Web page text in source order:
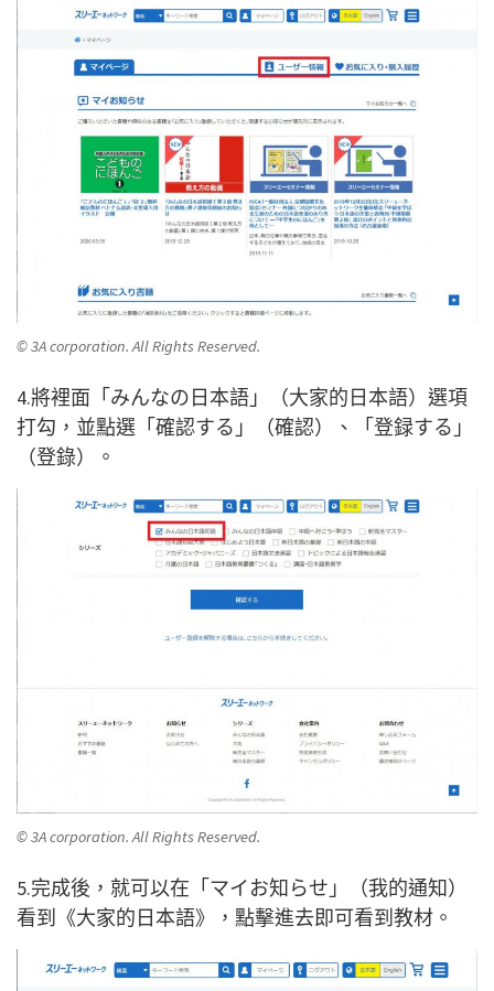
© 3A corporation. All Rights Reserved.
4.將裡面「みんなの日本語」（大家的日本語）選項
打勾，並點選「確認する」（確認）、「登録する」
（登錄）。
© 3A corporation. All Rights Reserved.
5.完成後，就可以在「マイお知らせ」（我的通知）
看到《大家的日本語》，點擊進去即可看到教材。